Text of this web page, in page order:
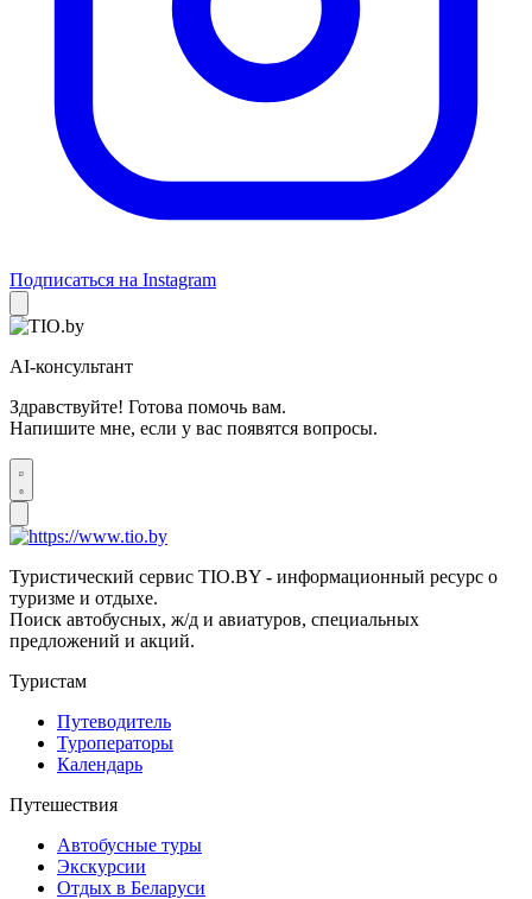
Подписаться на Instagram
AI-консультант
Здравствуйте! Готова помочь вам.
Напишите мне, если у вас появятся вопросы.
Туристический сервис TIO.BY - информационный ресурс о
туризме и отдыхе.
Поиск автобусных, ж/д и авиатуров, специальных
предложений и акций.
Туристам
Путеводитель
Туроператоры
Календарь
Путешествия
Автобусные туры
Экскурсии
Отдых в Беларуси